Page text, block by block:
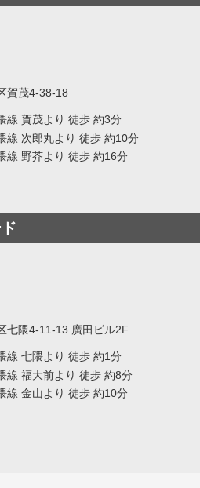
賀茂4-38-18
線 賀茂より 徒歩 約3分
線 次郎丸より 徒歩 約10分
線 野芥より 徒歩 約16分
七隈4-11-13 廣田ビル2F
線 七隈より 徒歩 約1分
線 福大前より 徒歩 約8分
線 金山より 徒歩 約10分